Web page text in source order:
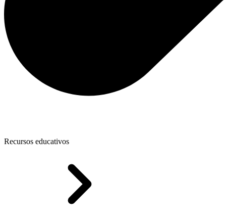
Recursos educativos